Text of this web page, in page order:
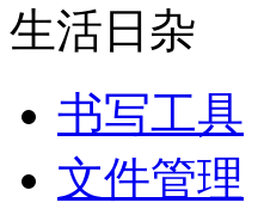
生活日杂
书写工具
文件管理